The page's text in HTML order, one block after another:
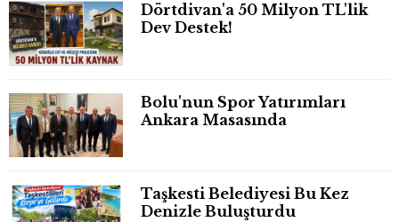
Dörtdivan'a 50 Milyon TL'lik
Dev Destek!
Bolu'nun Spor Yatırımları
Ankara Masasında
Taşkesti Belediyesi Bu Kez
Denizle Buluşturdu